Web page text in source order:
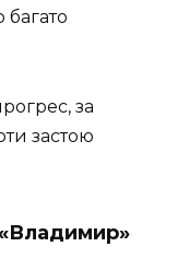
за
застою